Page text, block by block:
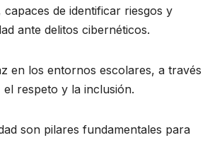
de identificar riesgos y
ante delitos cibernéticos.
en los entornos escolares, a través
respeto y la inclusión.
son pilares fundamentales para